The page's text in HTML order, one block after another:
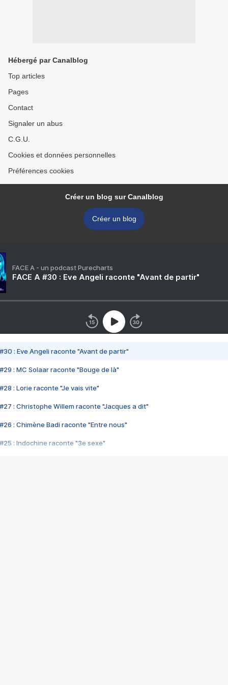
Hébergé par Canalblog
Top articles
Pages
Contact
Signaler un abus
C.G.U.
Cookies et données personnelles
Préférences cookies
Créer un blog sur Canalblog
Créer un blog
FACE A - un podcast Purecharts
FACE A #30 : Eve Angeli raconte "Avant de partir"
#30 : Eve Angeli raconte "Avant de partir"
#29 : MC Solaar raconte "Bouge de là"
#28 : Lorie raconte "Je vais vite"
#27 : Christophe Willem raconte "Jacques a dit"
#26 : Chimène Badi raconte "Entre nous"
#25 : Indochine raconte "3e sexe"